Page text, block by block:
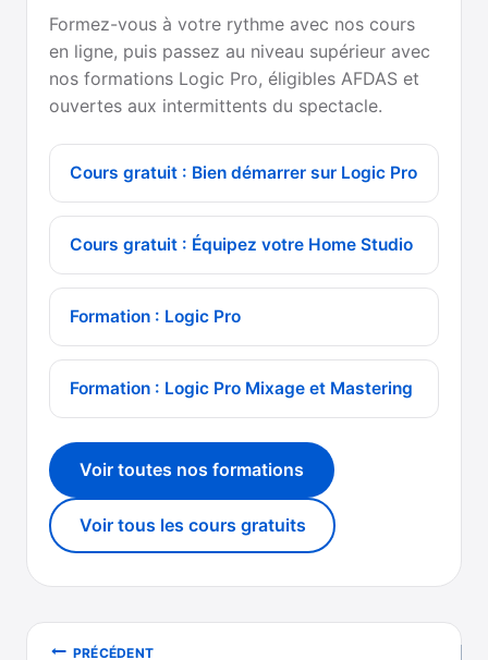
Formez-vous à votre rythme avec nos cours
en ligne, puis passez au niveau supérieur avec
nos formations Logic Pro, éligibles AFDAS et
ouvertes aux intermittents du spectacle.
Cours gratuit : Bien démarrer sur Logic Pro
Cours gratuit : Équipez votre Home Studio
Formation : Logic Pro
Formation : Logic Pro Mixage et Mastering
Voir toutes nos formations
Voir tous les cours gratuits
Navigation
PRÉCÉDENT